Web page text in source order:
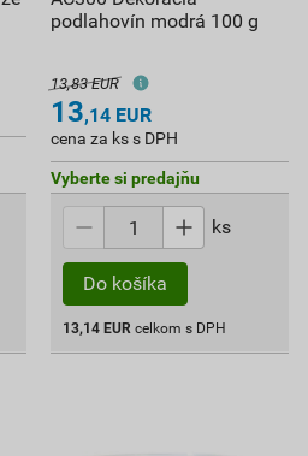
podlahovín modrá 100 g
13,83 EUR
13,14 EUR
cena za ks s DPH
Vyberte si predajňu
ks
Do košíka
13,14 EUR celkom s DPH